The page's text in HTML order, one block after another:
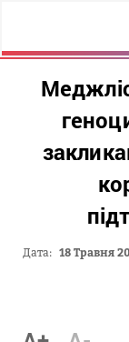
Дата: 18 Травня